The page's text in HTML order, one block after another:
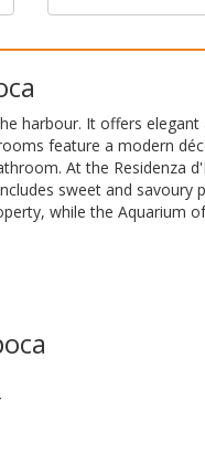
harbour. It offers
feature a modern
At the Residenza
sweet and savoury
while the Aquarium